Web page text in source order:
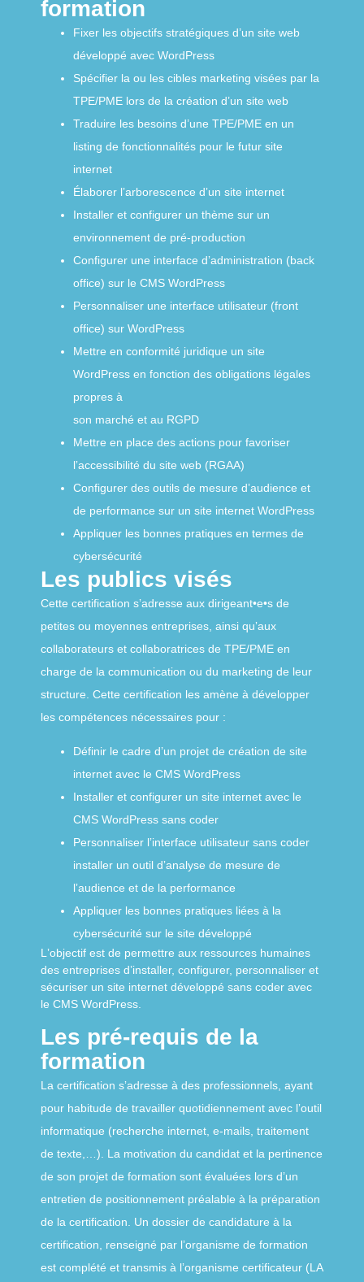
formation
Fixer les objectifs stratégiques d’un site web
développé avec WordPress
Spécifier la ou les cibles marketing visées par la
TPE/PME lors de la création d’un site web
Traduire les besoins d’une TPE/PME en un
listing de fonctionnalités pour le futur site
internet
Élaborer lʼarborescence dʼun site internet
Installer et configurer un thème sur un
environnement de pré-production
Configurer une interface dʼadministration (back
office) sur le CMS WordPress
Personnaliser une interface utilisateur (front
office) sur WordPress
Mettre en conformité juridique un site
WordPress en fonction des obligations légales
propres à
son marché et au RGPD
Mettre en place des actions pour favoriser
lʼaccessibilité du site web (RGAA)
Configurer des outils de mesure dʼaudience et
de performance sur un site internet WordPress
Appliquer les bonnes pratiques en termes de
cybersécurité
Les publics visés
Cette certification sʼadresse aux dirigeant•e•s de
petites ou moyennes entreprises, ainsi quʼaux
collaborateurs et collaboratrices de TPE/PME en
charge de la communication ou du marketing de leur
structure. Cette certification les amène à développer
les compétences nécessaires pour :
Définir le cadre dʼun projet de création de site
internet avec le CMS WordPress
Installer et configurer un site internet avec le
CMS WordPress sans coder
Personnaliser lʼinterface utilisateur sans coder
installer un outil dʼanalyse de mesure de
lʼaudience et de la performance
Appliquer les bonnes pratiques liées à la
cybersécurité sur le site développé
Lʼobjectif est de permettre aux ressources humaines
des entreprises d’installer, configurer, personnaliser et
sécuriser un site internet développé sans coder avec
le CMS WordPress.
Les pré-requis de la
formation
La certification sʼadresse à des professionnels, ayant
pour habitude de travailler quotidiennement avec lʼoutil
informatique (recherche internet, e-mails, traitement
de texte,…). La motivation du candidat et la pertinence
de son projet de formation sont évaluées lors dʼun
entretien de positionnement préalable à la préparation
de la certification. Un dossier de candidature à la
certification, renseigné par lʼorganisme de formation
est complété et transmis à lʼorganisme certificateur (LA